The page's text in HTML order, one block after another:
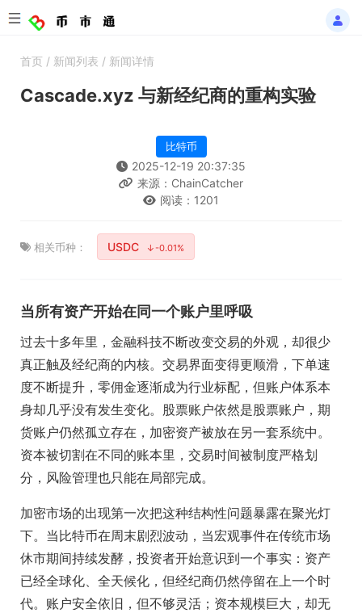
首页 / 新闻列表 / 新闻详情
Cascade.xyz 与新经纪商的重构实验
比特币
2025-12-19 20:37:35
来源：ChainCatcher
阅读：1201
相关币种： USDC ↓-0.01%
当所有资产开始在同一个账户里呼吸
过去十多年里，金融科技不断改变交易的外观，却很少
真正触及经纪商的内核。交易界面变得更顺滑，下单速
度不断提升，零佣金逐渐成为行业标配，但账户体系本
身却几乎没有发生变化。股票账户依然是股票账户，期
货账户仍然孤立存在，加密资产被放在另一套系统中。
资本被切割在不同的账本里，交易时间被制度严格划
分，风险管理也只能在局部完成。
加密市场的出现第一次把这种结构性问题暴露在聚光灯
下。当比特币在周末剧烈波动，当宏观事件在传统市场
休市期间持续发酵，投资者开始意识到一个事实：资产
已经全球化、全天候化，但经纪商仍然停留在上一个时
代。账户安全依旧，但不够灵活；资本规模巨大，却无